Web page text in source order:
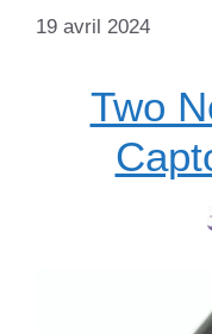
19 avril 2024
Two